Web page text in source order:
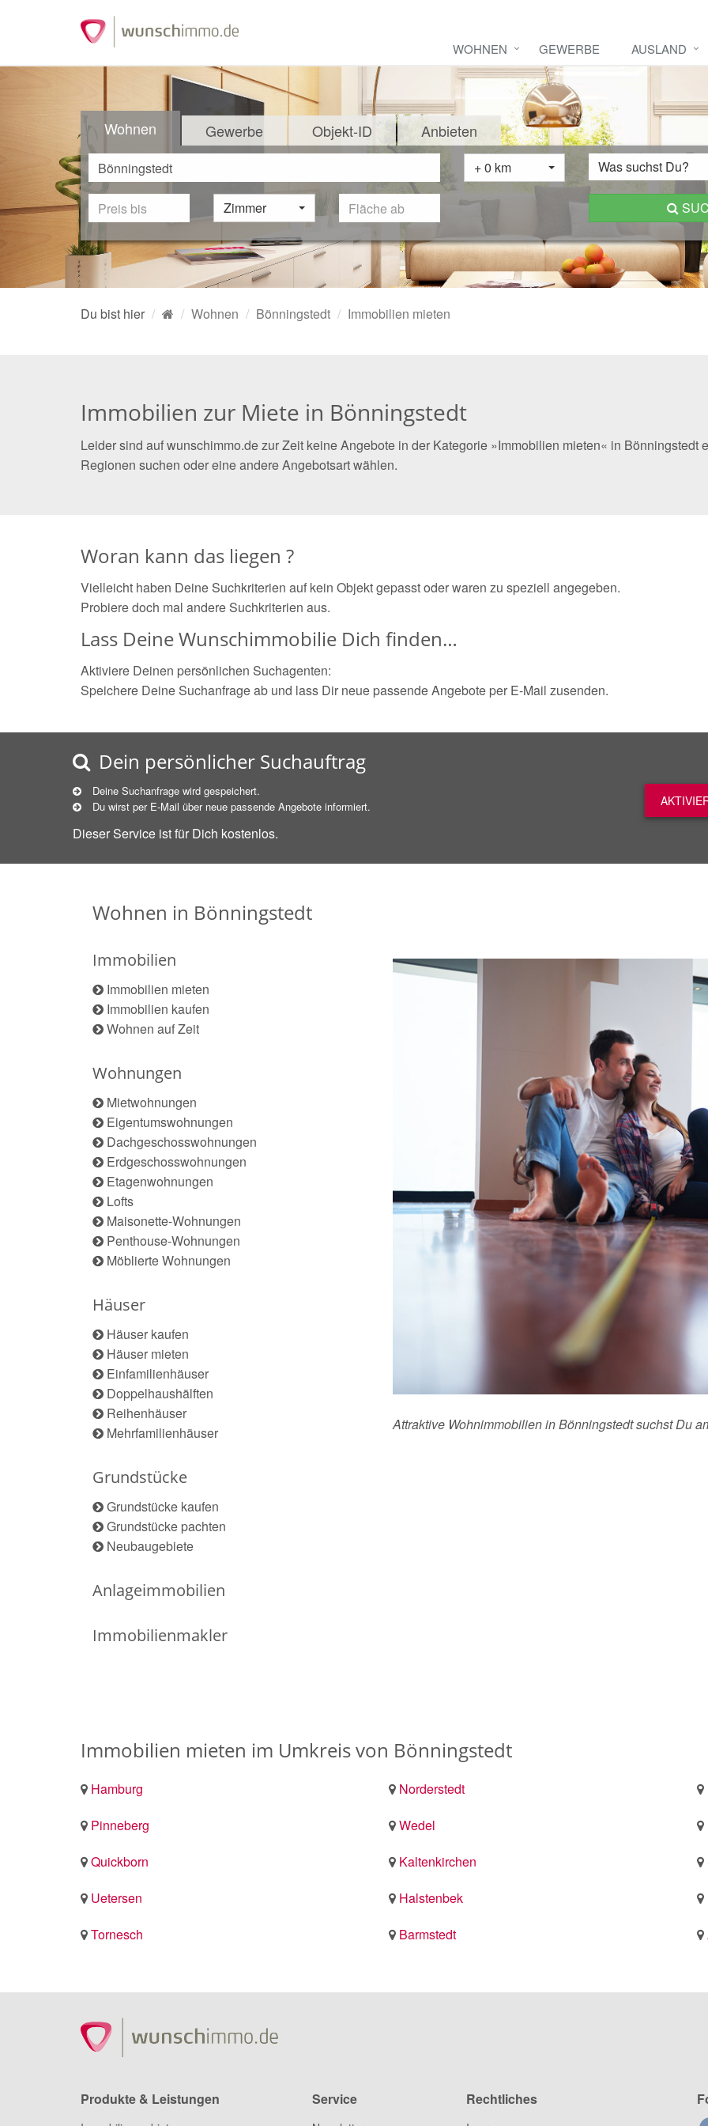
WOHNEN GEWERBE AUSLAND
Wohnen Gewerbe Objekt-ID Anbieten
+ 0 km Was suchst Du?
Zimmer
Du bist hier Wohnen Bönningstedt Immobilien mieten
Immobilien zur Miete in Bönningstedt
Leider sind auf wunschimmo.de zur Zeit keine Angebote in der Kategorie »Immobilien mieten« in Bönningstedt
Regionen suchen oder eine andere Angebotsart wählen.
Woran kann das liegen ?
Vielleicht haben Deine Suchkriterien auf kein Objekt gepasst oder waren zu speziell angegeben.
Probiere doch mal andere Suchkriterien aus.
Lass Deine Wunschimmobilie Dich finden…
Aktiviere Deinen persönlichen Suchagenten:
Speichere Deine Suchanfrage ab und lass Dir neue passende Angebote per E-Mail zusenden.
Dein persönlicher Suchauftrag
Deine Suchanfrage wird gespeichert.
Du wirst per E-Mail über neue passende Angebote informiert.
Dieser Service ist für Dich kostenlos.
Wohnen in Bönningstedt
Immobilien
Immobilien mieten
Immobilien kaufen
Wohnen auf Zeit
Wohnungen
Mietwohnungen
Eigentumswohnungen
Dachgeschosswohnungen
Erdgeschosswohnungen
Etagenwohnungen
Lofts
Maisonette-Wohnungen
Penthouse-Wohnungen
Möblierte Wohnungen
Häuser
Häuser kaufen
Häuser mieten
Einfamilienhäuser
Doppelhaushälften
Reihenhäuser
Mehrfamilienhäuser
Grundstücke
Grundstücke kaufen
Grundstücke pachten
Neubaugebiete
Anlageimmobilien
Immobilienmakler
Attraktive Wohnimmobilien in Bönningstedt suchst Du
Immobilien mieten im Umkreis von Bönningstedt
Hamburg Norderstedt
Pinneberg
Wedel
Quickborn
Kaltenkirchen
Uetersen
Halstenbek
Tornesch
Barmstedt
Produkte & Leistungen Service Rechtliches